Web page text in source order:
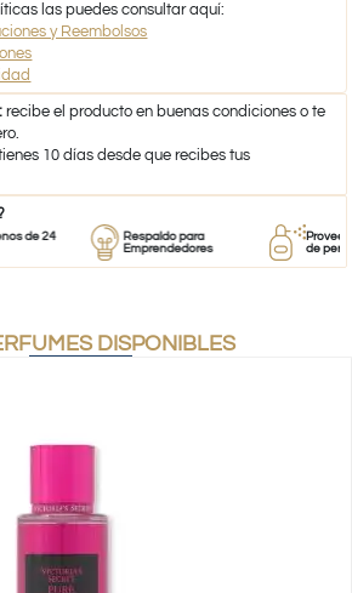
las puedes consultar aquí:
y Reembolsos
recibe el producto en buenas condiciones o te
10 días desde que recibes tus
de 24
Respaldo para
Emprendedores
Proveedor
de
DISPONIBLES